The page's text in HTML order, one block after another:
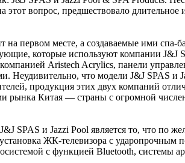
вопрос, предшествовало
на первом месте, а создаваемые ими
которые используют компании J&J
Aristech Acrylics, панели
Неудивительно, что модели J&J SPAS
продукция этих двух компаний
рынка Китая — страны с огромной
SPAS и Jazzi Pool является то, что по
ЖК-телевизора с
с функцией Bluetooth, системы